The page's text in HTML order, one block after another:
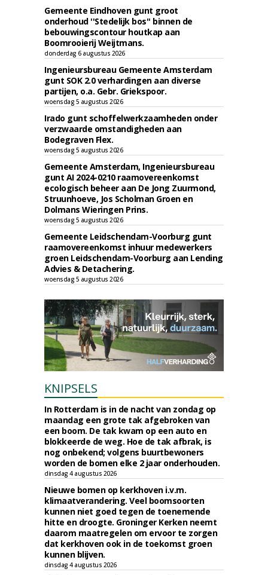
Gemeente Eindhoven gunt groot
onderhoud ''Stedelijk bos'' binnen de
bebouwingscontour houtkap aan
Boomrooierij Weijtmans.
donderdag 6 augustus 2026
Ingenieursbureau Gemeente Amsterdam
gunt SOK 2.0 verhardingen aan diverse
partijen, o.a. Gebr. Griekspoor.
woensdag 5 augustus 2026
Irado gunt schoffelwerkzaamheden onder
verzwaarde omstandigheden aan
Bodegraven Flex.
woensdag 5 augustus 2026
Gemeente Amsterdam, Ingenieursbureau
gunt AI 2024-0210 raamovereenkomst
ecologisch beheer aan De Jong Zuurmond,
Struunhoeve, Jos Scholman Groen en
Dolmans Wieringen Prins.
woensdag 5 augustus 2026
Gemeente Leidschendam-Voorburg gunt
raamovereenkomst inhuur medewerkers
groen Leidschendam-Voorburg aan Lending
Advies & Detachering.
woensdag 5 augustus 2026
KNIPSELS
In Rotterdam is in de nacht van zondag op
maandag een grote tak afgebroken van
een boom. De tak kwam op een auto en
blokkeerde de weg. Hoe de tak afbrak, is
nog onbekend; volgens buurtbewoners
worden de bomen elke 2 jaar onderhouden.
dinsdag 4 augustus 2026
Nieuwe bomen op kerkhoven i.v.m.
klimaatverandering. Veel boomsoorten
kunnen niet goed tegen de toenemende
hitte en droogte. Groninger Kerken neemt
daarom maatregelen om ervoor te zorgen
dat kerkhoven ook in de toekomst groen
kunnen blijven.
dinsdag 4 augustus 2026